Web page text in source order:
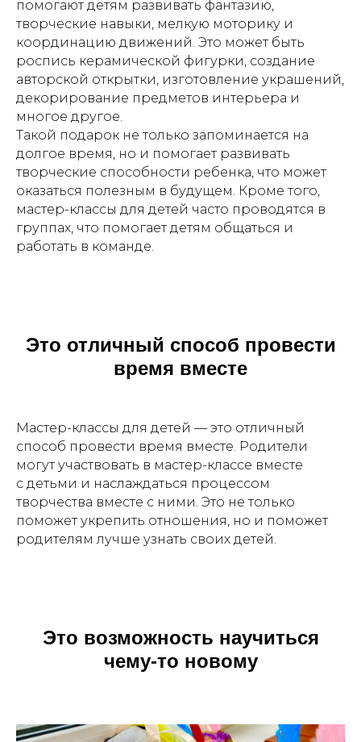
помогают детям развивать фантазию,
творческие навыки, мелкую моторику и
координацию движений. Это может быть
роспись керамической фигурки, создание
авторской открытки, изготовление украшений,
декорирование предметов интерьера и
многое другое.
Такой подарок не только запоминается на
долгое время, но и помогает развивать
творческие способности ребенка, что может
оказаться полезным в будущем. Кроме того,
мастер-классы для детей часто проводятся в
группах, что помогает детям общаться и
работать в команде.
Это отличный способ провести
время вместе
Мастер-классы для детей — это отличный
способ провести время вместе. Родители
могут участвовать в мастер-классе вместе
с детьми и наслаждаться процессом
творчества вместе с ними. Это не только
поможет укрепить отношения, но и поможет
родителям лучше узнать своих детей.
Это возможность научиться
чему-то новому